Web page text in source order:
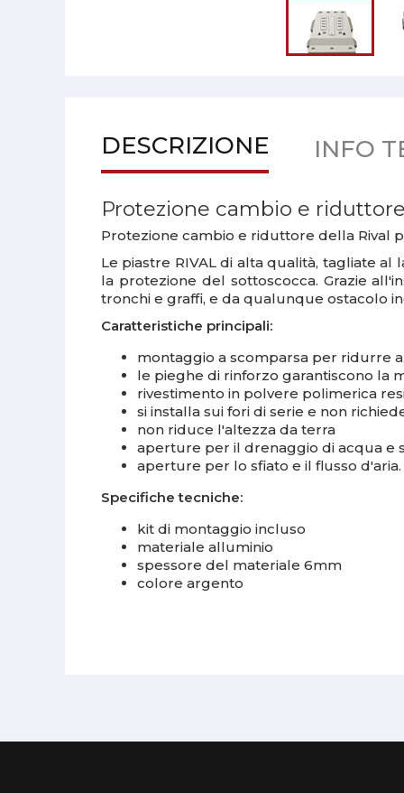
DESCRIZIONE INFO
Protezione cambio e
Protezione cambio e riduttore della Rival
Le piastre RIVAL di alta qualità, tagliate
la protezione del sottoscocca. Grazie
tronchi e graffi, e da qualunque ostacolo
Caratteristiche principali:
montaggio a scomparsa per ridurre
le pieghe di rinforzo garantiscono la
rivestimento in polvere polimerica
si installa sui fori di serie e non
non riduce l'altezza da terra
aperture per il drenaggio di acqua e
aperture per lo sfiato e il flusso d'aria.
Specifiche tecniche:
kit di montaggio incluso
materiale alluminio
spessore del materiale 6mm
colore argento